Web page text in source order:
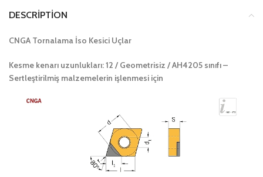
DESCRIPTION
CNGA Tornalama İso Kesici Uçlar
Kesme kenarı uzunlukları: 12 / Geometrisiz / AH4205 sınıfı –
Sertleştirilmiş malzemelerin işlenmesi için